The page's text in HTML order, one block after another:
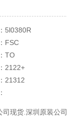
5l0380R
FSC
TO
2122+
21312
司现货.深圳原装公